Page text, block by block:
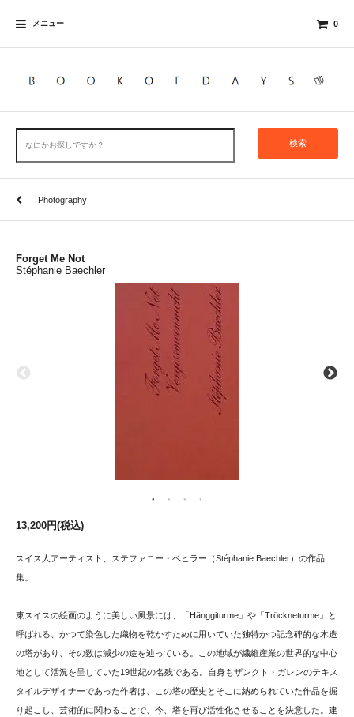
メニュー 0
検索
Photography
Forget Me Not
Stéphanie Baechler
13,200円(税込)
スイス人アーティスト、ステファニー・ベヒラー（Stéphanie Baechler）の作品
集。
東スイスの絵画のように美しい風景には、「Hänggiturme」や「Tröckneturme」と
呼ばれる、かつて染色した織物を乾かすために用いていた独特かつ記念碑的な木造
の塔があり、その数は減少の途を辿っている。この地域が繊維産業の世界的な中心
地として活況を呈していた19世紀の名残である。自身もザンクト・ガレンのテキス
タイルデザイナーであった作者は、この塔の歴史とそこに納められていた作品を掘
り起こし、芸術的に関わることで、今、塔を再び活性化させることを決意した。建